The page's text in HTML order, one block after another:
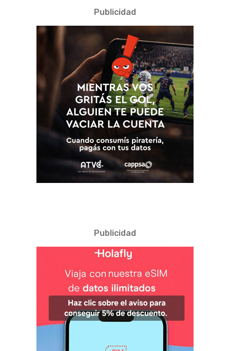
Publicidad
Publicidad